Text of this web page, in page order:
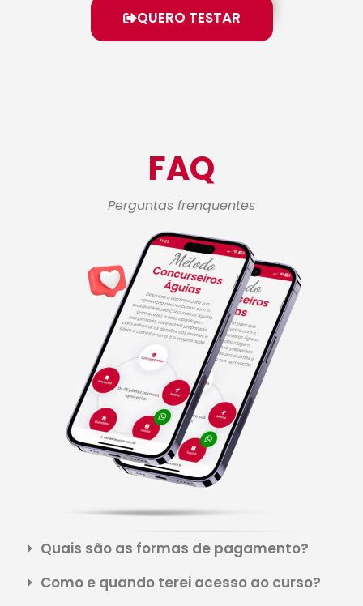
QUERO TESTAR
FAQ
Perguntas frenquentes
Quais são as formas de pagamento?
Como e quando terei acesso ao curso?